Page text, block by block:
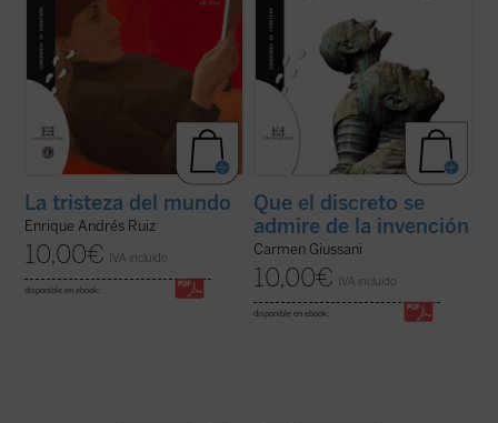
La tristeza del mundo
Enrique Andrés Ruiz
10,00€ IVA incluido
disponible en ebook:
Que el discreto se
admire de la invención
Carmen Giussani
10,00€ IVA incluido
disponible en ebook: